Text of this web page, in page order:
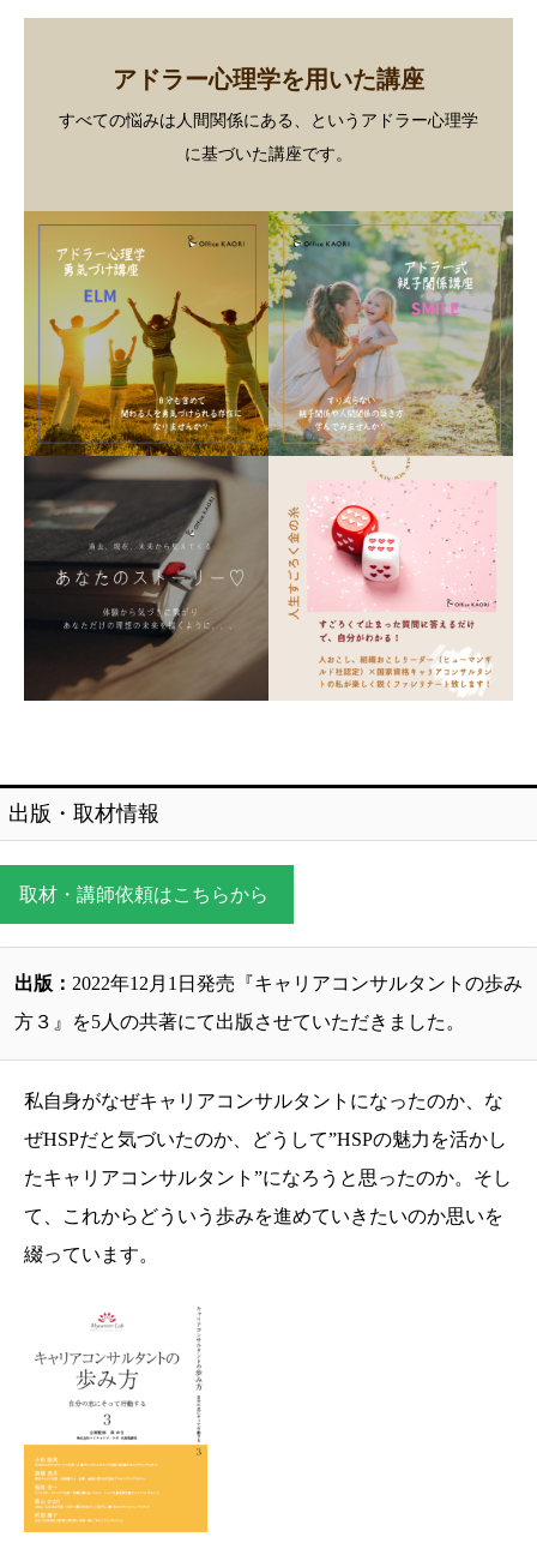
アドラー心理学を用いた講座
すべての悩みは人間関係にある、というアドラー心理学
に基づいた講座です。
出版・取材情報
取材・講師依頼はこちらから
出版： 2022年12月1日発売『キャリアコンサルタントの歩み
方３』を5人の共著にて出版させていただきました。
私自身がなぜキャリアコンサルタントになったのか、な
ぜHSPだと気づいたのか、どうして”HSPの魅力を活かし
たキャリアコンサルタント”になろうと思ったのか。そし
て、これからどういう歩みを進めていきたいのか思いを
綴っています。